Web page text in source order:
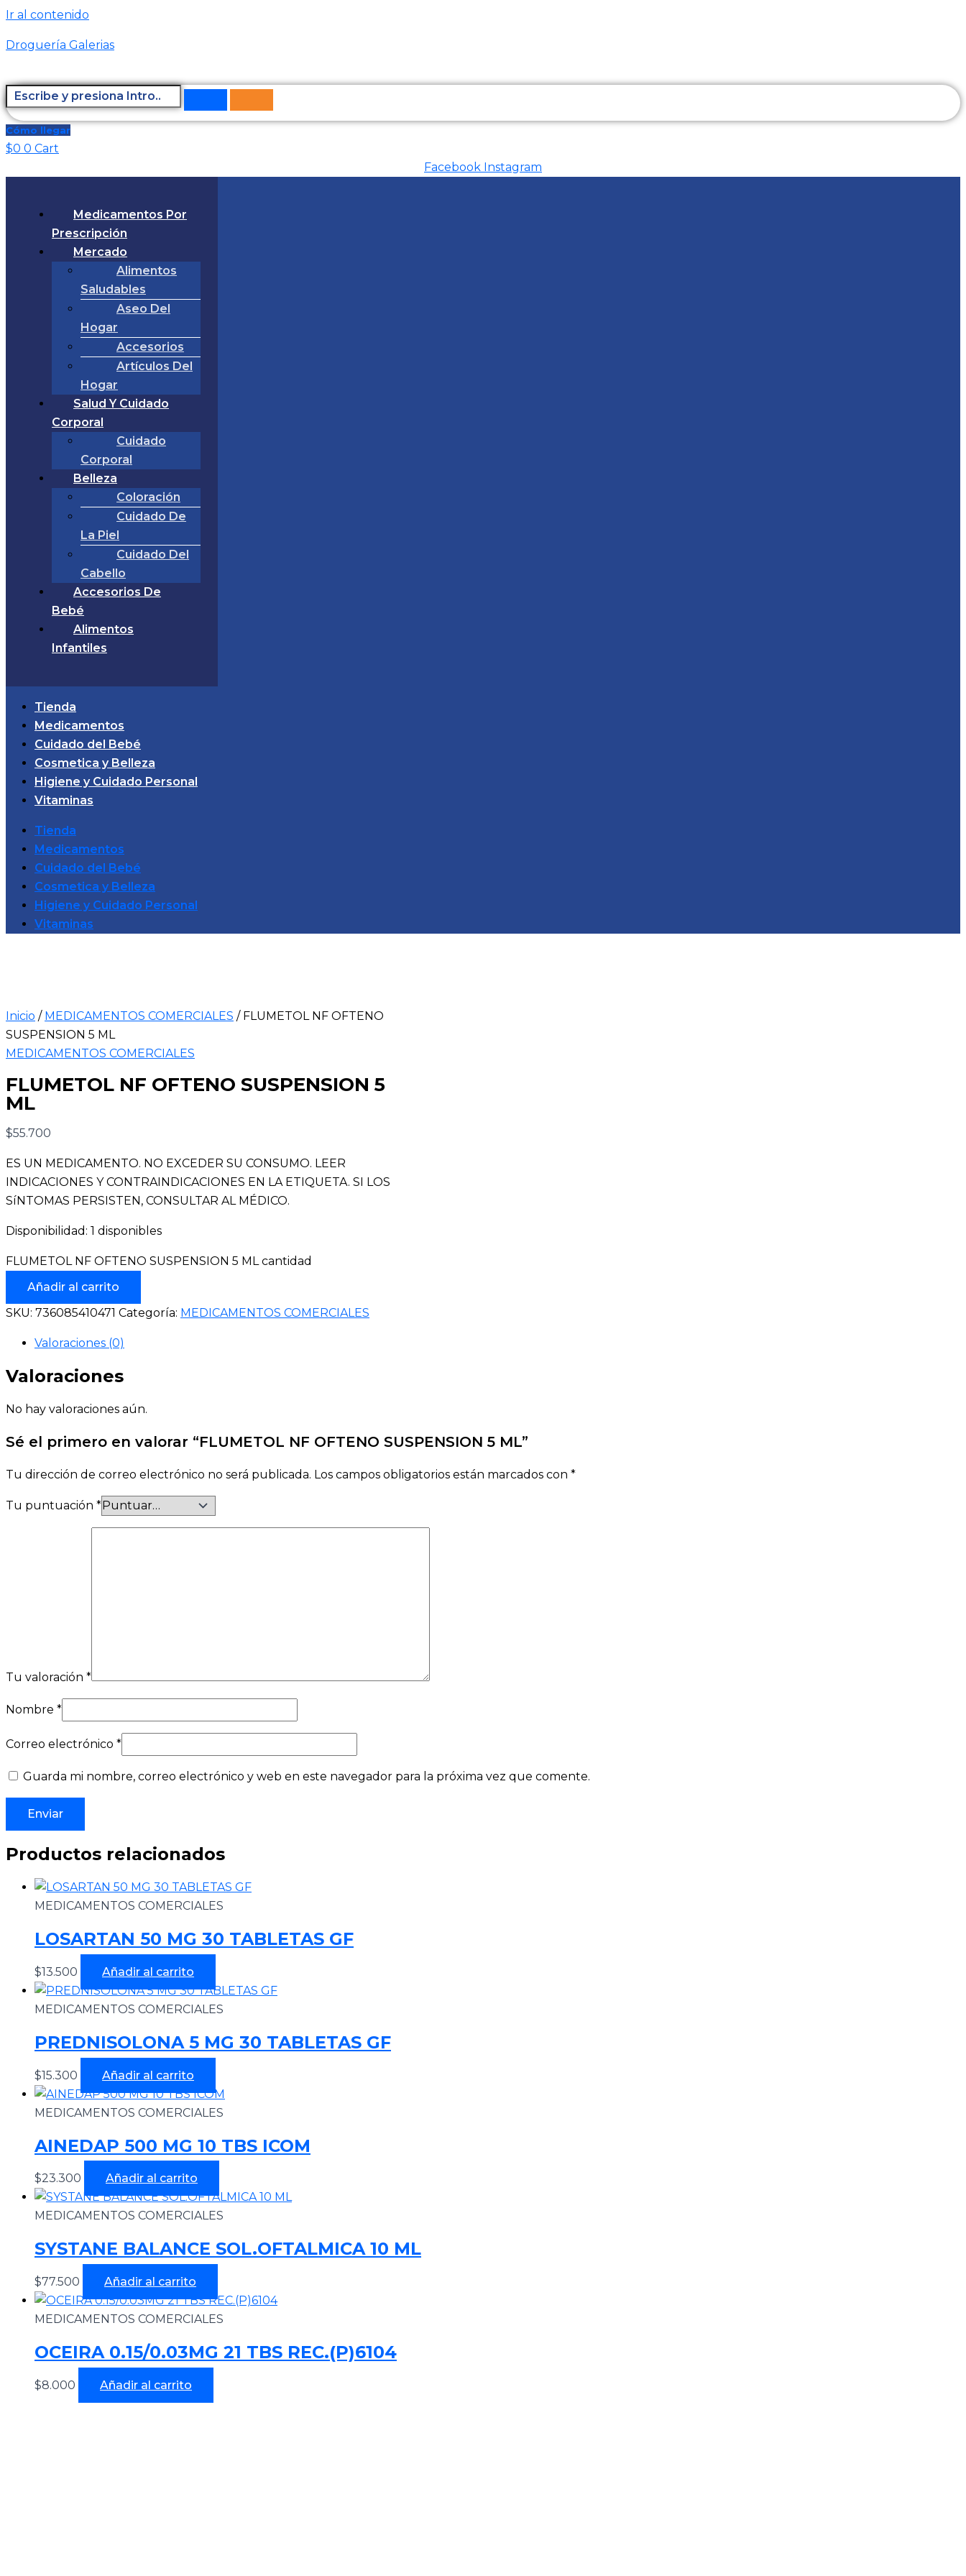
Ir al contenido
Droguería Galerias
Cómo llegar
$0 0 Cart
Facebook Instagram
Medicamentos Por
Prescripción
Mercado
Alimentos
Saludables
Aseo Del
Hogar
Accesorios
Artículos Del
Hogar
Salud Y Cuidado
Corporal
Cuidado
Corporal
Belleza
Coloración
Cuidado De
La Piel
Cuidado Del
Cabello
Accesorios De
Bebé
Alimentos
Infantiles
Tienda
Medicamentos
Cuidado del Bebé
Cosmetica y Belleza
Higiene y Cuidado Personal
Vitaminas
Tienda
Medicamentos
Cuidado del Bebé
Cosmetica y Belleza
Higiene y Cuidado Personal
Vitaminas
Inicio / MEDICAMENTOS COMERCIALES / FLUMETOL NF OFTENO
SUSPENSION 5 ML
MEDICAMENTOS COMERCIALES
FLUMETOL NF OFTENO SUSPENSION 5
ML
$55.700
ES UN MEDICAMENTO. NO EXCEDER SU CONSUMO. LEER
INDICACIONES Y CONTRAINDICACIONES EN LA ETIQUETA. SI LOS
SíNTOMAS PERSISTEN, CONSULTAR AL MÉDICO.
Disponibilidad: 1 disponibles
FLUMETOL NF OFTENO SUSPENSION 5 ML cantidad
Añadir al carrito
SKU: 736085410471 Categoría: MEDICAMENTOS COMERCIALES
Valoraciones (0)
Valoraciones
No hay valoraciones aún.
Sé el primero en valorar “FLUMETOL NF OFTENO SUSPENSION 5 ML”
Tu dirección de correo electrónico no será publicada. Los campos obligatorios están marcados con *
Tu puntuación *
Tu valoración *
Nombre *
Correo electrónico *
Guarda mi nombre, correo electrónico y web en este navegador para la próxima vez que comente.
Productos relacionados
MEDICAMENTOS COMERCIALES
LOSARTAN 50 MG 30 TABLETAS GF
$13.500 Añadir al carrito
MEDICAMENTOS COMERCIALES
PREDNISOLONA 5 MG 30 TABLETAS GF
$15.300 Añadir al carrito
MEDICAMENTOS COMERCIALES
AINEDAP 500 MG 10 TBS ICOM
$23.300 Añadir al carrito
MEDICAMENTOS COMERCIALES
SYSTANE BALANCE SOL.OFTALMICA 10 ML
$77.500 Añadir al carrito
MEDICAMENTOS COMERCIALES
OCEIRA 0.15/0.03MG 21 TBS REC.(P)6104
$8.000 Añadir al carrito